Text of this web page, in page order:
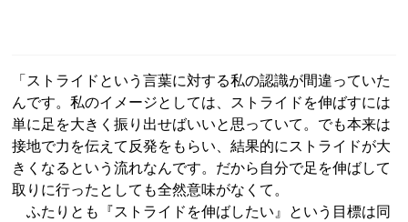
「ストライドという言葉に対する私の認識が間違っていた
んです。私のイメージとしては、ストライドを伸ばすには
単に足を大きく振り出せばいいと思っていて。でも本来は
接地で力を伝えて反発をもらい、結果的にストライドが大
きくなるという流れなんです。だから自分で足を伸ばして
取りに行ったとしても全然意味がなくて。
ふたりとも『ストライドを伸ばしたい』という目標は同